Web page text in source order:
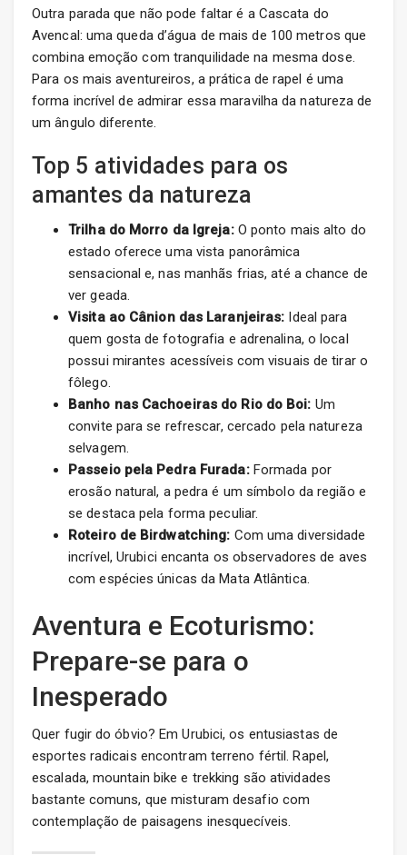
Outra parada que não pode faltar é a Cascata do
Avencal: uma queda d’água de mais de 100 metros que
combina emoção com tranquilidade na mesma dose.
Para os mais aventureiros, a prática de rapel é uma
forma incrível de admirar essa maravilha da natureza de
um ângulo diferente.
Top 5 atividades para os
amantes da natureza
Trilha do Morro da Igreja:O ponto mais alto do
estado oferece uma vista panorâmica
sensacional e, nas manhãs frias, até a chance de
ver geada.
Visita ao Cânion das Laranjeiras: Ideal para
quem gosta de fotografia e adrenalina, o local
possui mirantes acessíveis com visuais de tirar o
fôlego.
Banho nas Cachoeiras do Rio do Boi: Um
convite para se refrescar, cercado pela natureza
selvagem.
Passeio pela Pedra Furada:Formada por
erosão natural, a pedra é um símbolo da região e
se destaca pela forma peculiar.
Roteiro de Birdwatching: Com uma diversidade
incrível, Urubici encanta os observadores de aves
com espécies únicas da Mata Atlântica.
Aventura e Ecoturismo:
Prepare-se para o
Inesperado
Quer fugir do óbvio? Em Urubici, os entusiastas de
esportes radicais encontram terreno fértil. Rapel,
escalada, mountain bike e trekking são atividades
bastante comuns, que misturam desafio com
contemplação de paisagens inesquecíveis.